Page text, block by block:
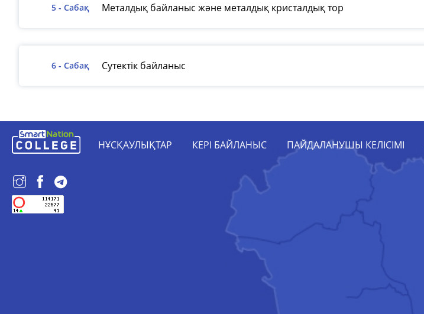
5 - Сабақ Металдық байланыс және металдық кристалдық тор
6 - Сабақ Сутектік байланыс
НҰСҚАУЛЫҚТАР КЕРІ БАЙЛАНЫС ПАЙДАЛАНУШЫ КЕЛІСІМІ